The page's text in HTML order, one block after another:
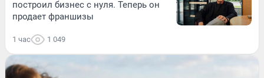
построил бизнес с нуля. Теперь он
продает франшизы
1 час 1 049